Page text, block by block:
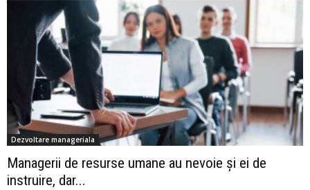
Dezvoltare manageriala
Managerii de resurse umane au nevoie și ei de
instruire, dar...